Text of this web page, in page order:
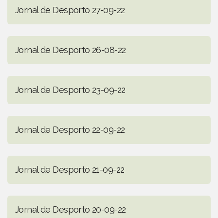
Jornal de Desporto 27-09-22
Jornal de Desporto 26-08-22
Jornal de Desporto 23-09-22
Jornal de Desporto 22-09-22
Jornal de Desporto 21-09-22
Jornal de Desporto 20-09-22